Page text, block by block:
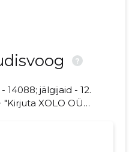
?
jälgijaid - 12.